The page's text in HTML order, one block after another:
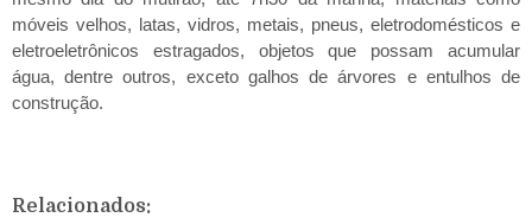
móveis velhos, latas, vidros, metais, pneus, eletrodomésticos e
eletroeletrônicos estragados, objetos que possam acumular
água, dentre outros, exceto galhos de árvores e entulhos de
construção.
Relacionados: